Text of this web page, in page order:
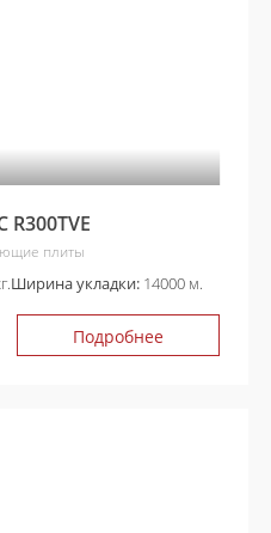
R300TVE
плиты
Ширина укладки:14000 м.
Подробнее